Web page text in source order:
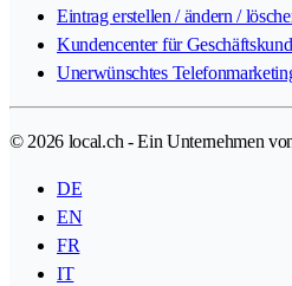
Eintrag erstellen / ändern /
Kundencenter für
Unerwünschtes
© 2026 local.ch - Ein Unternehmen
DE
EN
FR
IT